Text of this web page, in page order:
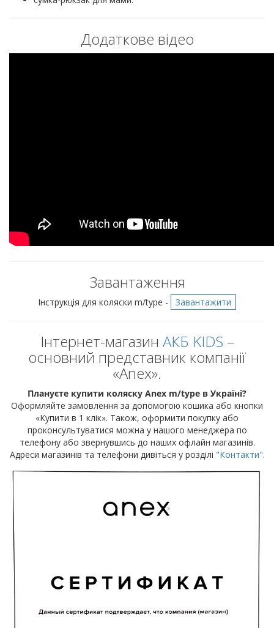
Додаткове відео
Завантаження
Інструкція для коляски m/type - Завантажити
Інтернет-магазин АКБ KIDS –
основний представник компанії
«Anex».
Плануєте купити коляску Anex m/type в Україні?
Оформляйте замовлення за допомогою кошика або кнопки
«Купити в 1 клік». Також, оформити покупку або
проконсультуватися можна у нашого менеджера по
телефону або звернувшись до наших офлайн магазинів.
Адреси магазинів та телефони дивіться у розділі "Контакти".